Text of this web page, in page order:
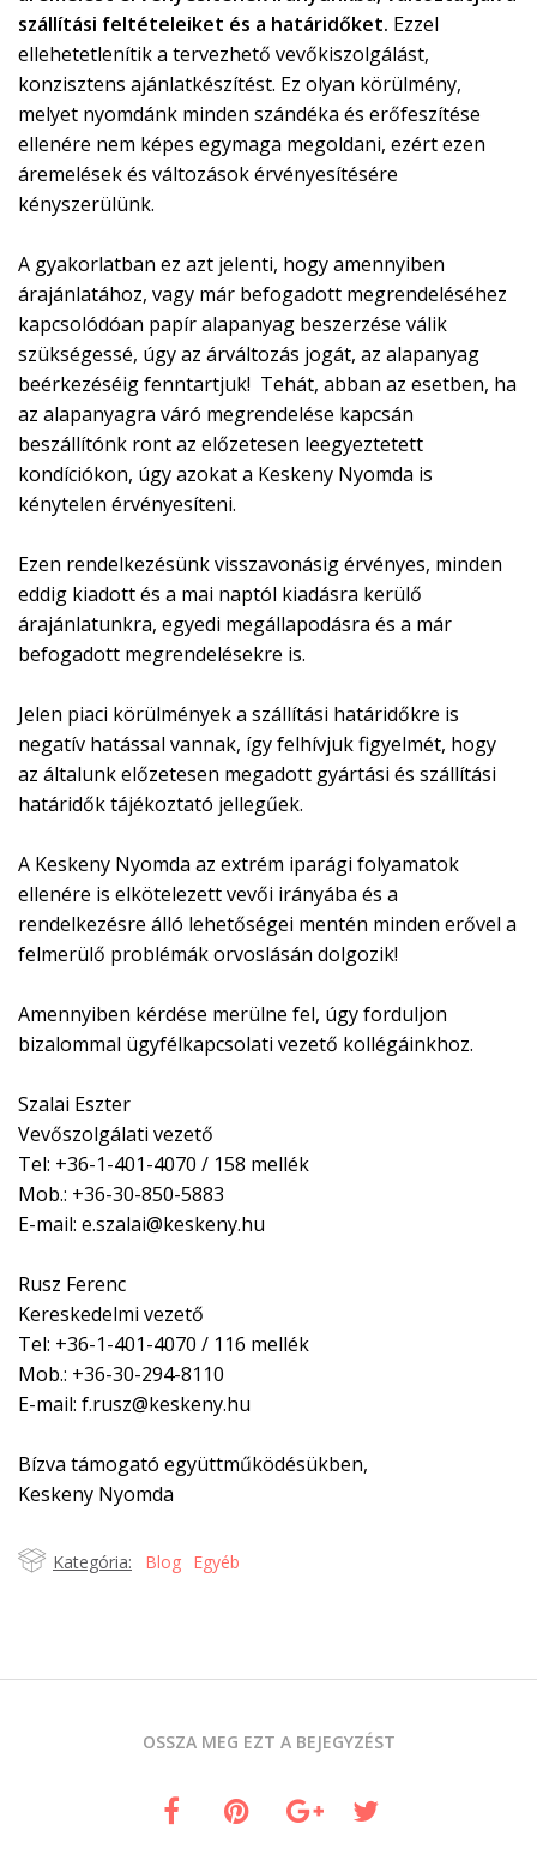
szállítási feltételeiket és a határidőket. Ezzel
ellehetetlenítik a tervezhető vevőkiszolgálást,
konzisztens ajánlatkészítést. Ez olyan körülmény,
melyet nyomdánk minden szándéka és erőfeszítése
ellenére nem képes egymaga megoldani, ezért ezen
áremelések és változások érvényesítésére
kényszerülünk.
A gyakorlatban ez azt jelenti, hogy amennyiben
árajánlatához, vagy már befogadott megrendeléséhez
kapcsolódóan papír alapanyag beszerzése válik
szükségessé, úgy az árváltozás jogát, az alapanyag
beérkezéséig fenntartjuk! Tehát, abban az esetben, ha
az alapanyagra váró megrendelése kapcsán
beszállítónk ront az előzetesen leegyeztetett
kondíciókon, úgy azokat a Keskeny Nyomda is
kénytelen érvényesíteni.
Ezen rendelkezésünk visszavonásig érvényes, minden
eddig kiadott és a mai naptól kiadásra kerülő
árajánlatunkra, egyedi megállapodásra és a már
befogadott megrendelésekre is.
Jelen piaci körülmények a szállítási határidőkre is
negatív hatással vannak, így felhívjuk figyelmét, hogy
az általunk előzetesen megadott gyártási és szállítási
határidők tájékoztató jellegűek.
A Keskeny Nyomda az extrém iparági folyamatok
ellenére is elkötelezett vevői irányába és a
rendelkezésre álló lehetőségei mentén minden erővel a
felmerülő problémák orvoslásán dolgozik!
Amennyiben kérdése merülne fel, úgy forduljon
bizalommal ügyfélkapcsolati vezető kollégáinkhoz.
Szalai Eszter
Vevőszolgálati vezető
Tel: +36-1-401-4070 / 158 mellék
Mob.: +36-30-850-5883
E-mail: e.szalai@keskeny.hu
Rusz Ferenc
Kereskedelmi vezető
Tel: +36-1-401-4070 / 116 mellék
Mob.: +36-30-294-8110
E-mail: f.rusz@keskeny.hu
Bízva támogató együttműködésükben,
Keskeny Nyomda
Kategória: Blog Egyéb
OSSZA MEG EZT A BEJEGYZÉST